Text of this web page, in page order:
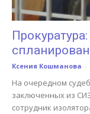
Ксения Кошманова -
На очередном
заключенных из
сотрудник